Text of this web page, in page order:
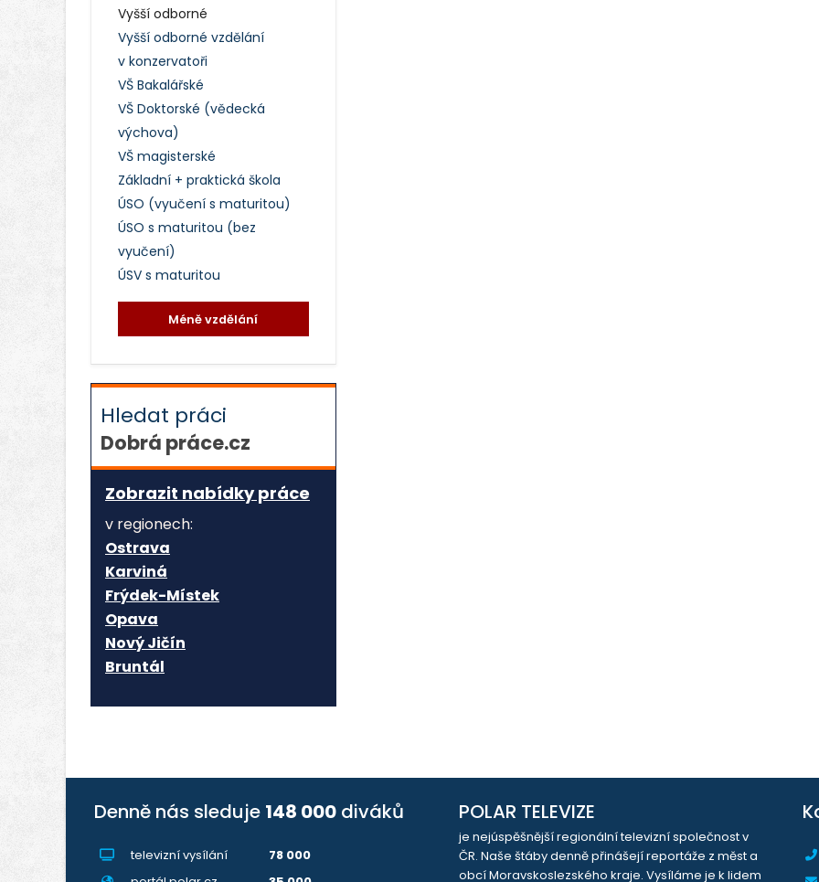
Vyšší odborné
Vyšší odborné vzdělání
v konzervatoři
VŠ Bakalářské
VŠ Doktorské (vědecká
výchova)
VŠ magisterské
Základní + praktická škola
ÚSO (vyučení s maturitou)
ÚSO s maturitou (bez
vyučení)
ÚSV s maturitou
Méně vzdělání
Hledat práci
Dobrá práce.cz
Zobrazit nabídky práce
v regionech:
Ostrava
Karviná
Frýdek-Místek
Opava
Nový Jičín
Bruntál
Denně nás sleduje 148 000 diváků
televizní vysílání
78 000
POLAR TELEVIZE
je nejúspěšnější regionální televizní společnost v
ČR. Naše štáby denně přinášejí reportáže z měst a
obcí Moravskoslezského kraje. Vysíláme je k lidem